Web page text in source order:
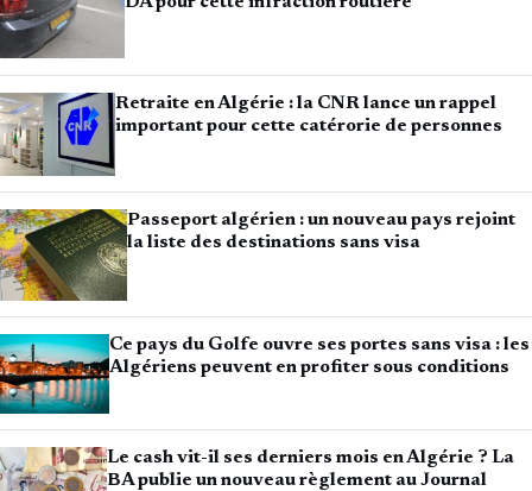
Retraite en Algérie : la CNR lance un rappel
important pour cette catérorie de personnes
Passeport algérien : un nouveau pays rejoint
la liste des destinations sans visa
Ce pays du Golfe ouvre ses portes sans visa : les
Algériens peuvent en profiter sous conditions
Le cash vit-il ses derniers mois en Algérie ? La
BA publie un nouveau règlement au Journal